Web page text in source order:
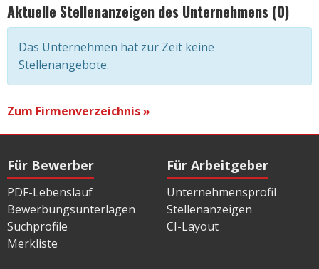
Aktuelle Stellenanzeigen des Unternehmens (0)
Das Unternehmen hat zur Zeit keine
Stellenangebote.
Zum Firmenverzeichnis »
Für Bewerber
PDF-Lebenslauf
Bewerbungsunterlagen
Suchprofile
Merkliste
Für Arbeitgeber
Unternehmensprofil
Stellenanzeigen
CI-Layout